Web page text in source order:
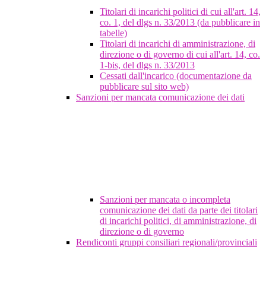
Titolari di incarichi politici di cui all'art. 14,
co. 1, del dlgs n. 33/2013 (da pubblicare in
tabelle)
Titolari di incarichi di amministrazione, di
direzione o di governo di cui all'art. 14, co.
1-bis, del dlgs n. 33/2013
Cessati dall'incarico (documentazione da
pubblicare sul sito web)
Sanzioni per mancata comunicazione dei dati
Sanzioni per mancata o incompleta
comunicazione dei dati da parte dei titolari
di incarichi politici, di amministrazione, di
direzione o di governo
Rendiconti gruppi consiliari regionali/provinciali